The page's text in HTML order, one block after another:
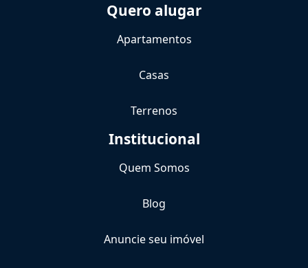
Quero alugar
Apartamentos
Casas
Terrenos
Institucional
Quem Somos
Blog
Anuncie seu imóvel